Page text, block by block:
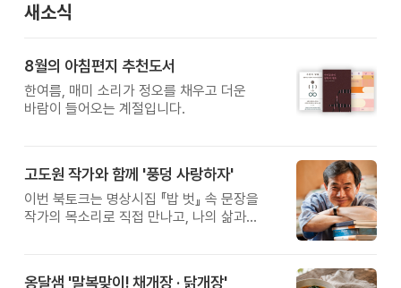
새소식
8월의 아침편지 추천도서
한여름, 매미 소리가 정오를 채우고 더운
바람이 들어오는 계절입니다.
고도원 작가와 함께 '풍덩 사랑하자'
이번 북토크는 명상시집 『밥 벗』 속 문장을
작가의 목소리로 직접 만나고, 나의 삶과
옹달샘 '말복맞이! 채개장 · 닭개장'